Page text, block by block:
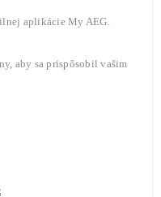
aplikácie My AEG.
aby sa prispôsobil vašim